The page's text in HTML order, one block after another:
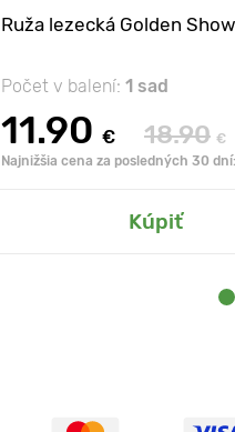
Ruža lezecká Golden
Počet v balení: 1 sad
11.90 € 18.90 €
Najnižšia cena za posledných 30
Kúpiť